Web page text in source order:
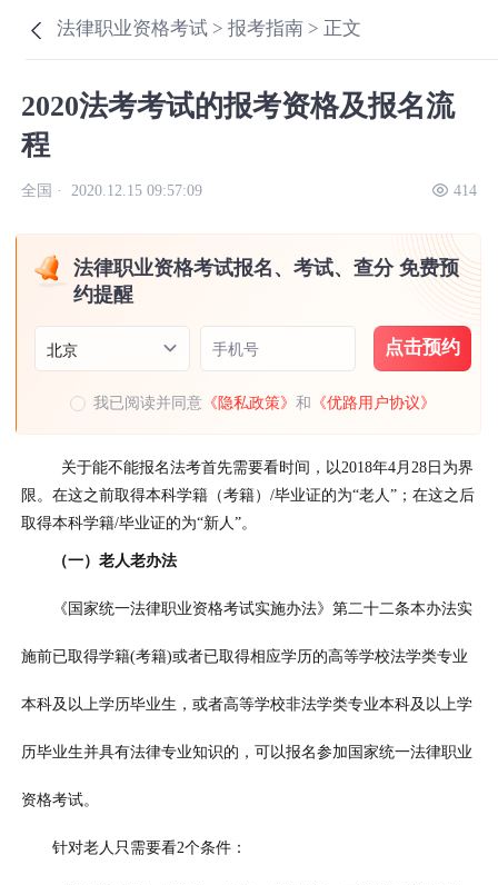
法律职业资格考试 >报考指南 > 正文
2020法考考试的报考资格及报名流
程
全国 · 2020.12.15 09:57:09 414
法律职业资格考试报名、考试、查分 免费预
约提醒
北京 手机号 点击预约
我已阅读并同意 《隐私政策》和 《优路用户协议》
关于能不能报名法考首先需要看时间，以2018年4月28日为界
限。在这之前取得本科学籍（考籍）/毕业证的为“老人”；在这之后
取得本科学籍/毕业证的为“新人”。
（一）老人老办法
《国家统一法律职业资格考试实施办法》第二十二条本办法实
施前已取得学籍(考籍)或者已取得相应学历的高等学校法学类专业
本科及以上学历毕业生，或者高等学校非法学类专业本科及以上学
历毕业生并具有法律专业知识的，可以报名参加国家统一法律职业
资格考试。
针对老人只需要看2个条件：